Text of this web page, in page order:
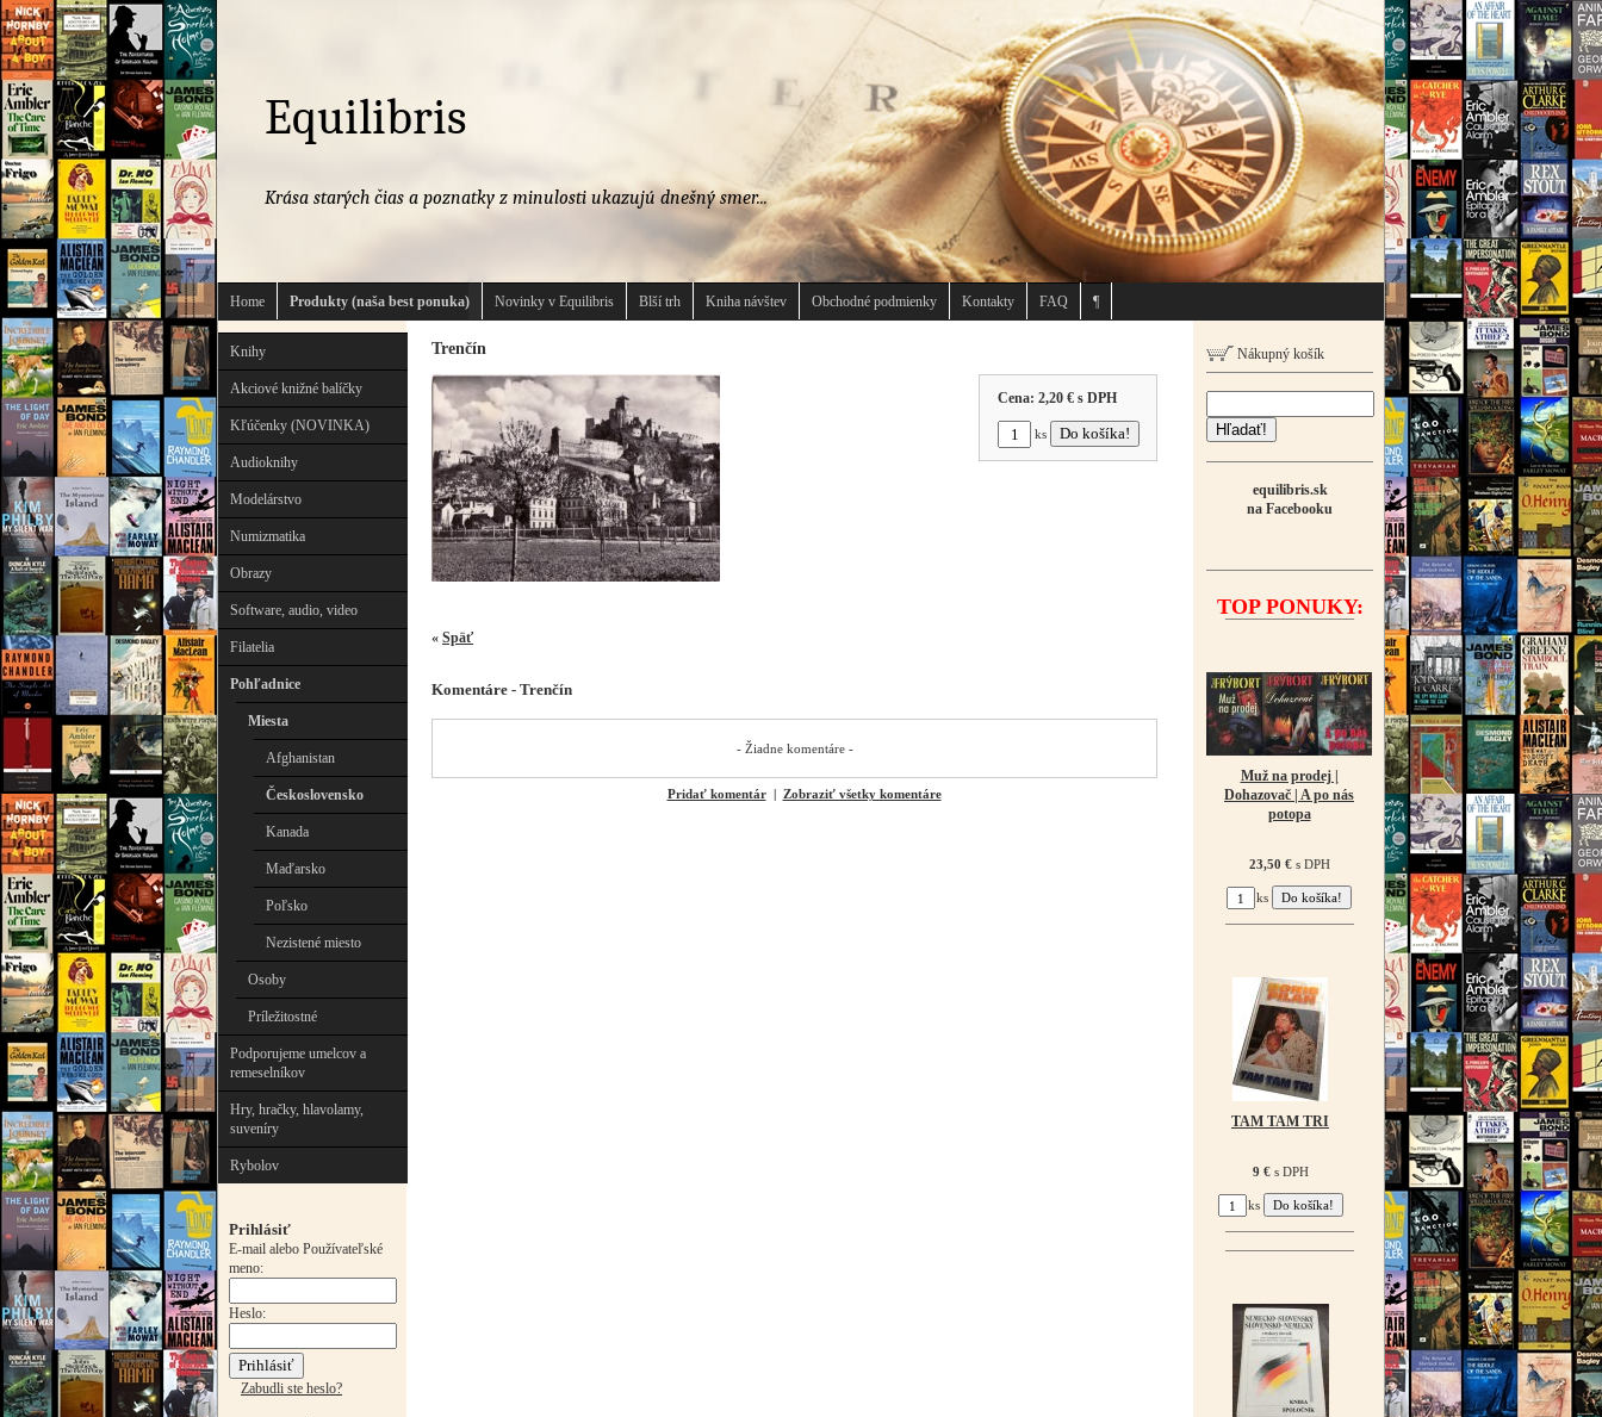
Equilibris
Krása starých čias a poznatky z minulosti ukazujú dnešný smer...
Home Produkty (naša best ponuka) Novinky v Equilibris Blší trh Kniha návštev Obchodné podmienky Kontakty FAQ ¶
Knihy
Akciové knižné balíčky
Kľúčenky (NOVINKA)
Audioknihy
Modelárstvo
Numizmatika
Obrazy
Software, audio, video
Filatelia
Pohľadnice
Miesta
Afghanistan
Československo
Kanada
Maďarsko
Poľsko
Nezistené miesto
Osoby
Príležitostné
Podporujeme umelcov a
remeselníkov
Hry, hračky, hlavolamy,
suveníry
Rybolov
Prihlásiť
E-mail alebo Používateľské
meno:
Heslo:
Zabudli ste heslo?
Trenčín
Cena: 2,20 €s DPH
ks
« Späť
Komentáre - Trenčín
- Žiadne komentáre -
Pridať komentár| Zobraziť všetky komentáre
Nákupný košík
Hľadať!
equilibris.sk
na Facebooku
TOP PONUKY:
Muž na prodej |
Dohazovač | A po nás
potopa
23,50 €s DPH
ks
TAM TAM TRI
9 €s DPH
ks